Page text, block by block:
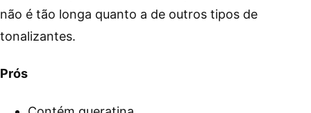
não é tão longa quanto a de outros tipos de
tonalizantes.
Prós